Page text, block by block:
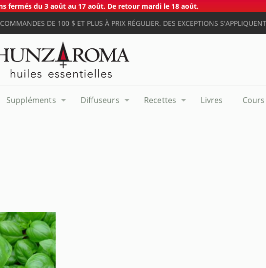
fermés du 3 août au 17 août. De retour mardi le 18 août.
DE 100 $ ET PLUS À PRIX RÉGULIER. DES EXCEPTIONS
Suppléments Diffuseurs Recettes Livres